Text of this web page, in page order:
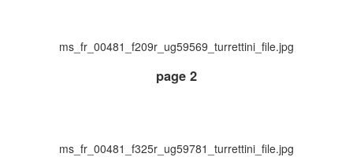
ms_fr_00481_f209r_ug59569_turrettini_file.jpg
page 2
ms_fr_00481_f325r_ug59781_turrettini_file.jpg